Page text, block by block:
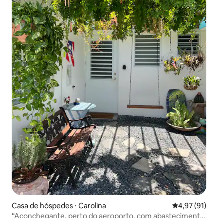
Casa de hóspedes ⋅ Carolina 4,97 de uma
4,97 (91)
“Aconchegante, perto do aeroporto, com abastecimento